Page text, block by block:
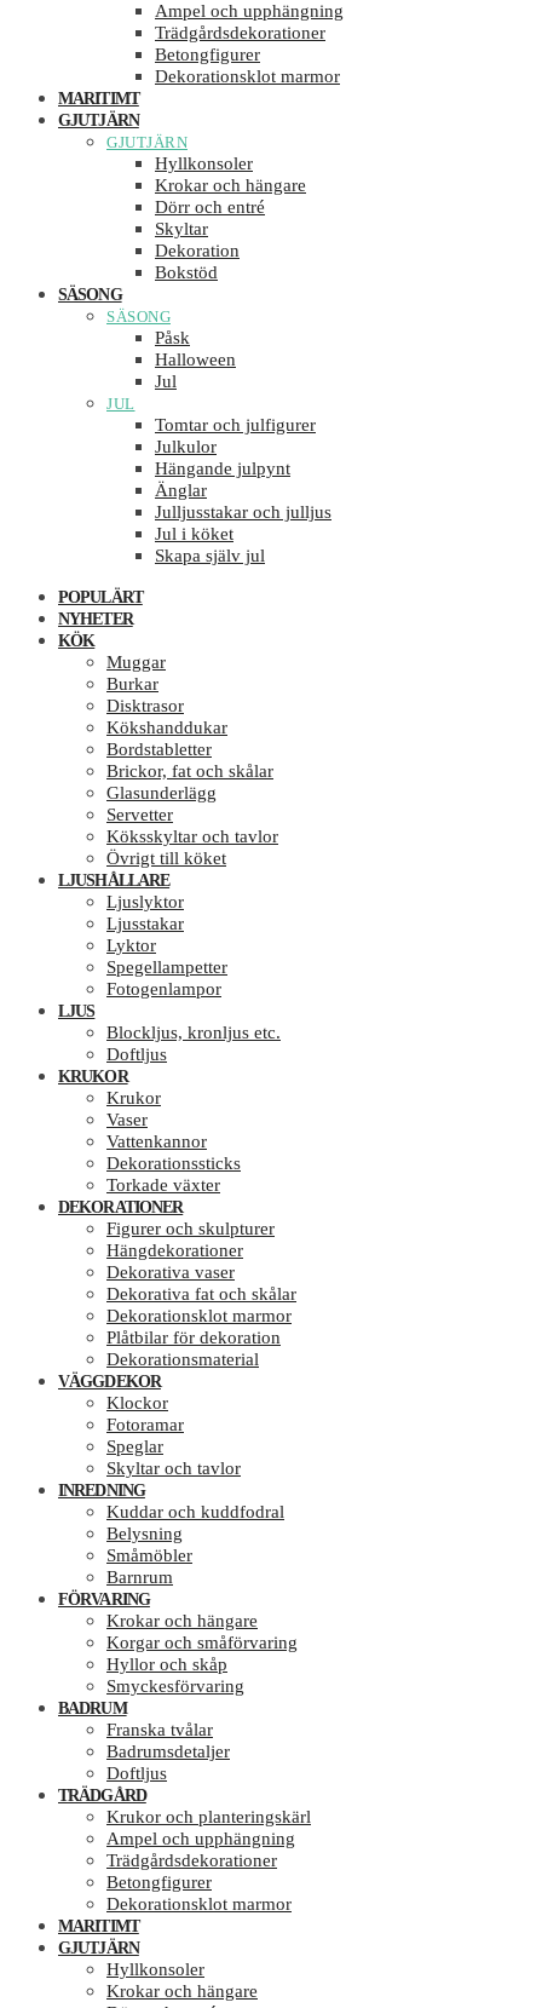
Ampel och upphängning
Trädgårdsdekorationer
Betongfigurer
Dekorationsklot marmor
MARITIMT
GJUTJÄRN
GJUTJÄRN
Hyllkonsoler
Krokar och hängare
Dörr och entré
Skyltar
Dekoration
Bokstöd
SÄSONG
SÄSONG
Påsk
Halloween
Jul
JUL
Tomtar och julfigurer
Julkulor
Hängande julpynt
Änglar
Julljusstakar och julljus
Jul i köket
Skapa själv jul
POPULÄRT
NYHETER
KÖK
Muggar
Burkar
Disktrasor
Kökshanddukar
Bordstabletter
Brickor, fat och skålar
Glasunderlägg
Servetter
Köksskyltar och tavlor
Övrigt till köket
LJUSHÅLLARE
Ljuslyktor
Ljusstakar
Lyktor
Spegellampetter
Fotogenlampor
LJUS
Blockljus, kronljus etc.
Doftljus
KRUKOR
Krukor
Vaser
Vattenkannor
Dekorationssticks
Torkade växter
DEKORATIONER
Figurer och skulpturer
Hängdekorationer
Dekorativa vaser
Dekorativa fat och skålar
Dekorationsklot marmor
Plåtbilar för dekoration
Dekorationsmaterial
VÄGGDEKOR
Klockor
Fotoramar
Speglar
Skyltar och tavlor
INREDNING
Kuddar och kuddfodral
Belysning
Småmöbler
Barnrum
FÖRVARING
Krokar och hängare
Korgar och småförvaring
Hyllor och skåp
Smyckesförvaring
BADRUM
Franska tvålar
Badrumsdetaljer
Doftljus
TRÄDGÅRD
Krukor och planteringskärl
Ampel och upphängning
Trädgårdsdekorationer
Betongfigurer
Dekorationsklot marmor
MARITIMT
GJUTJÄRN
Hyllkonsoler
Krokar och hängare